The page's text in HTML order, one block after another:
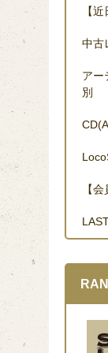
【
中古
アー
別
【